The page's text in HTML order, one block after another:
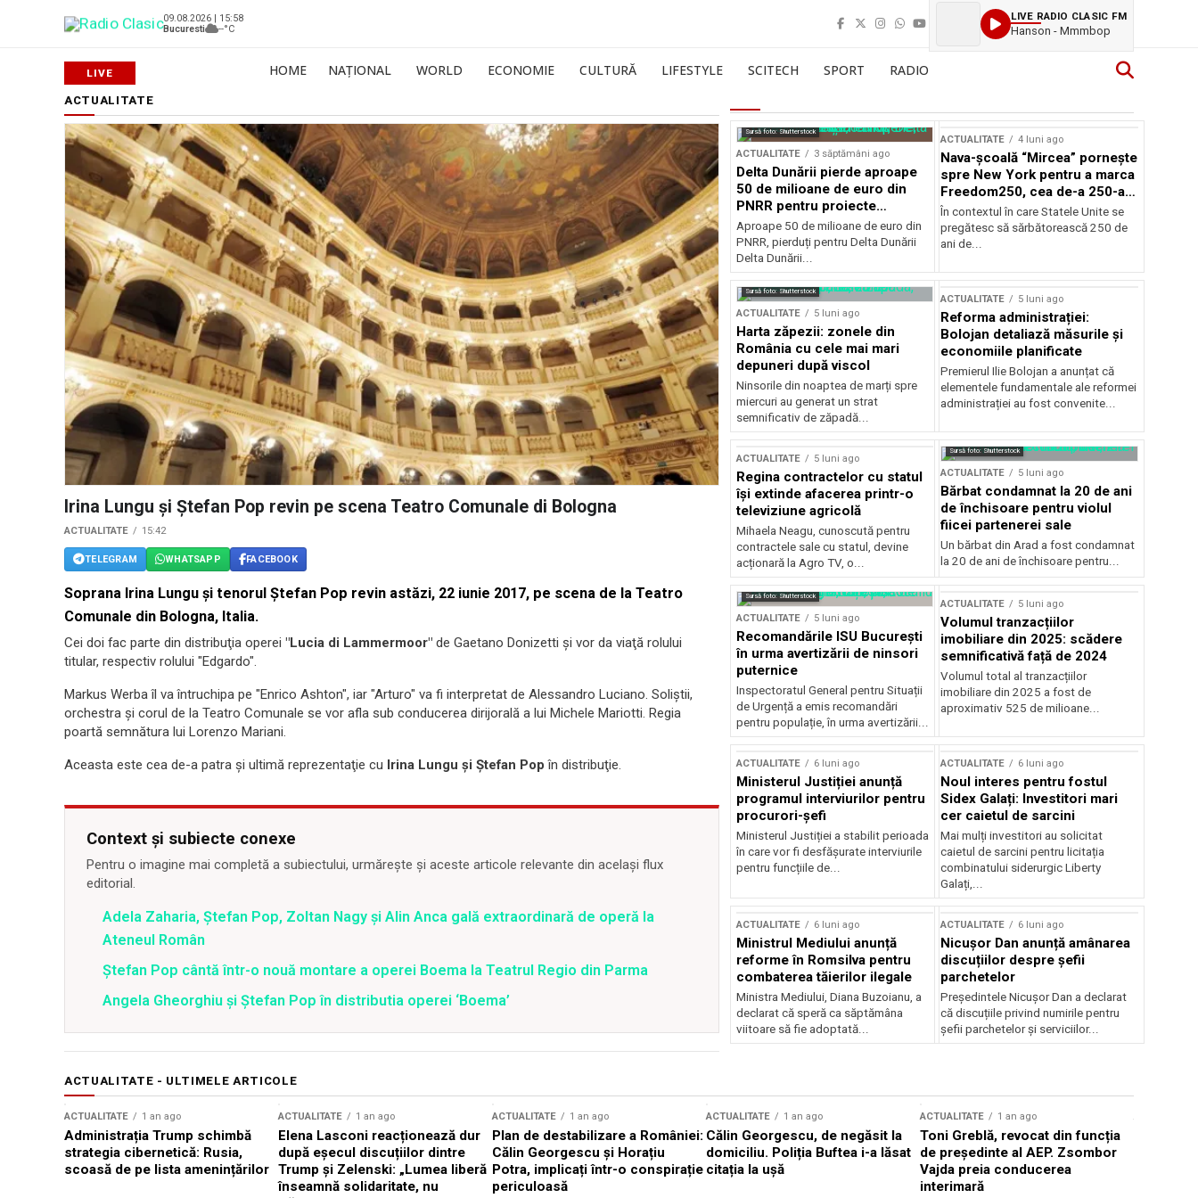
09.08.2026 | 15:58
Bucuresti
--°C
LIVE RADIO CLASIC FM
Hanson - Mmmbop
HOME NAȚIONAL WORLD ECONOMIE CULTURĂ LIFESTYLE SCITECH SPORT RADIO
ACTUALITATE
Irina Lungu şi Ştefan Pop revin pe scena Teatro Comunale di Bologna
ACTUALITATE 15:42
TELEGRAM WHATSAPP FACEBOOK
Soprana Irina Lungu şi tenorul Ştefan Pop revin astăzi, 22 iunie 2017, pe scena de la Teatro
Comunale din Bologna, Italia.
Cei doi fac parte din distribuţia operei "Lucia di Lammermoor" de Gaetano Donizetti şi vor da viaţă rolului
titular, respectiv rolului "Edgardo".
Markus Werba îl va întruchipa pe "Enrico Ashton", iar "Arturo" va fi interpretat de Alessandro Luciano. Soliştii,
orchestra şi corul de la Teatro Comunale se vor afla sub conducerea dirijorală a lui Michele Mariotti. Regia
poartă semnătura lui Lorenzo Mariani.
Aceasta este cea de-a patra şi ultimă reprezentaţie cu Irina Lungu şi Ştefan Pop în distribuţie.
Context și subiecte conexe
Pentru o imagine mai completă a subiectului, urmărește și aceste articole relevante din același flux
editorial.
Adela Zaharia, Ştefan Pop, Zoltan Nagy şi Alin Anca gală extraordinară de operă la
Ateneul Român
Ştefan Pop cântă într-o nouă montare a operei Boema la Teatrul Regio din Parma
Angela Gheorghiu şi Ştefan Pop în distributia operei ‘Boema’
Sursă foto: Shutterstock
ACTUALITATE 3 săptămâni ago
Delta Dunării pierde aproape
50 de milioane de euro din
PNRR pentru proiecte
esențiale
Aproape 50 de milioane de euro din
PNRR, pierduți pentru Delta Dunării
Delta Dunării...
ACTUALITATE 4 luni ago
Nava-școală “Mircea” pornește
spre New York pentru a marca
Freedom250, cea de-a 250-a
aniversare a Statelor Unite
În contextul în care Statele Unite se
pregătesc să sărbătorească 250 de
ani de...
Sursă foto: Shutterstock
ACTUALITATE 5 luni ago
Harta zăpezii: zonele din
România cu cele mai mari
depuneri după viscol
Ninsorile din noaptea de marți spre
miercuri au generat un strat
semnificativ de zăpadă...
ACTUALITATE 5 luni ago
Reforma administrației:
Bolojan detaliază măsurile și
economiile planificate
Premierul Ilie Bolojan a anunțat că
elementele fundamentale ale reformei
administrației au fost convenite...
ACTUALITATE 5 luni ago
Regina contractelor cu statul
își extinde afacerea printr-o
televiziune agricolă
Mihaela Neagu, cunoscută pentru
contractele sale cu statul, devine
acționară la Agro TV, o...
Sursă foto: Shutterstock
ACTUALITATE 5 luni ago
Bărbat condamnat la 20 de ani
de închisoare pentru violul
fiicei partenerei sale
Un bărbat din Arad a fost condamnat
la 20 de ani de închisoare pentru...
Sursă foto: Shutterstock
ACTUALITATE 5 luni ago
Recomandările ISU București
în urma avertizării de ninsori
puternice
Inspectoratul General pentru Situații
de Urgență a emis recomandări
pentru populație, în urma avertizării...
ACTUALITATE 5 luni ago
Volumul tranzacțiilor
imobiliare din 2025: scădere
semnificativă față de 2024
Volumul total al tranzacțiilor
imobiliare din 2025 a fost de
aproximativ 525 de milioane...
ACTUALITATE 6 luni ago
Ministerul Justiției anunță
programul interviurilor pentru
procurori-șefi
Ministerul Justiției a stabilit perioada
în care vor fi desfășurate interviurile
pentru funcțiile de...
ACTUALITATE 6 luni ago
Noul interes pentru fostul
Sidex Galați: Investitori mari
cer caietul de sarcini
Mai mulți investitori au solicitat
caietul de sarcini pentru licitația
combinatului siderurgic Liberty
Galați,...
ACTUALITATE 6 luni ago
Ministrul Mediului anunță
reforme în Romsilva pentru
combaterea tăierilor ilegale
Ministra Mediului, Diana Buzoianu, a
declarat că speră ca săptămâna
viitoare să fie adoptată...
ACTUALITATE 6 luni ago
Nicușor Dan anunță amânarea
discuțiilor despre șefii
parchetelor
Președintele Nicușor Dan a declarat
că discuțiile privind numirile pentru
șefii parchetelor și serviciilor...
ACTUALITATE - ULTIMELE ARTICOLE
ACTUALITATE 1 an ago
Administrația Trump schimbă
strategia cibernetică: Rusia,
scoasă de pe lista amenințărilor
ACTUALITATE 1 an ago
Elena Lasconi reacționează dur
după eșecul discuțiilor dintre
Trump și Zelenski: „Lumea liberă
înseamnă solidaritate, nu
ACTUALITATE 1 an ago
Plan de destabilizare a României:
Călin Georgescu și Horațiu
Potra, implicați într-o conspirație
periculoasă
ACTUALITATE 1 an ago
Călin Georgescu, de negăsit la
domiciliu. Poliția Buftea i-a lăsat
citația la ușă
ACTUALITATE 1 an ago
Toni Greblă, revocat din funcția
de președinte al AEP. Zsombor
Vajda preia conducerea
interimară